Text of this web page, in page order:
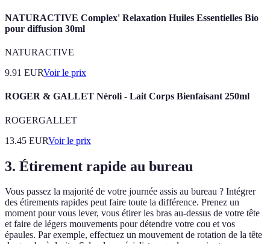
NATURACTIVE Complex' Relaxation Huiles Essentielles Bio
pour diffusion 30ml
NATURACTIVE
9.91 EURVoir le prix
ROGER & GALLET Néroli - Lait Corps Bienfaisant 250ml
ROGERGALLET
13.45 EURVoir le prix
3. Étirement rapide au bureau
Vous passez la majorité de votre journée assis au bureau ? Intégrer
des étirements rapides peut faire toute la différence. Prenez un
moment pour vous lever, vous étirer les bras au-dessus de votre tête
et faire de légers mouvements pour détendre votre cou et vos
épaules. Par exemple, effectuez un mouvement de rotation de la tête